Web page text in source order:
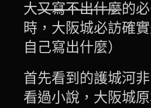
大又寫不出什麼的
時，大阪城必訪確
自己寫出什麼）
首先看到的護城河
看過小說，大阪城